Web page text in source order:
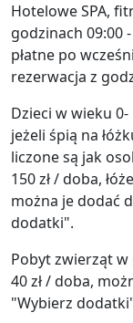
Hotelowe SPA,
godzinach 09:00
płatne po
rezerwacja z
Dzieci w wieku
jeżeli śpią na
liczone są jak
150 zł / doba,
można je dodać
dodatki".
Pobyt zwierząt
40 zł / doba,
"Wybierz